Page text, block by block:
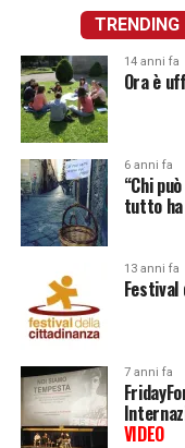
TRENDING
14 anni fa
Ora è
6 anni fa
“Chi
tutto
13 anni fa
7 anni fa
VIDEO